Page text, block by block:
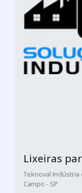
Lixeiras
Teknoval Indústria
Campo - SP